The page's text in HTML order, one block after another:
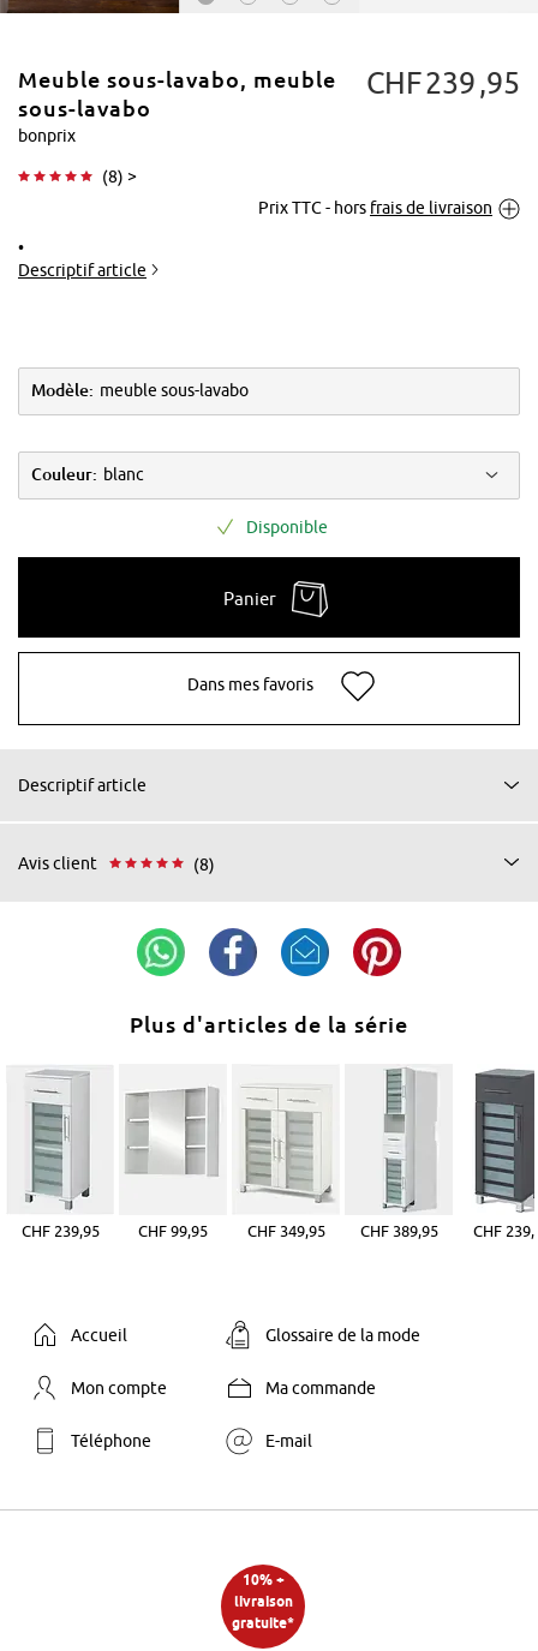
agrandir
Meuble sous-lavabo, meuble
sous-lavabo
bonprix
(8) >
CHF239 95
Prix TTC - hors frais de livraison
Descriptif article
Modèle: meuble sous-lavabo
Couleur: blanc
Disponible
Panier
Dans mes favoris
Descriptif article
Avis client (8)
Plus d'articles de la série
CHF 239,95 CHF 99,95 CHF 349,95 CHF 389,95 CHF
Accueil Glossaire de la mode
Mon compte Ma commande
Téléphone E-mail
10% +
livraison
gratuite*